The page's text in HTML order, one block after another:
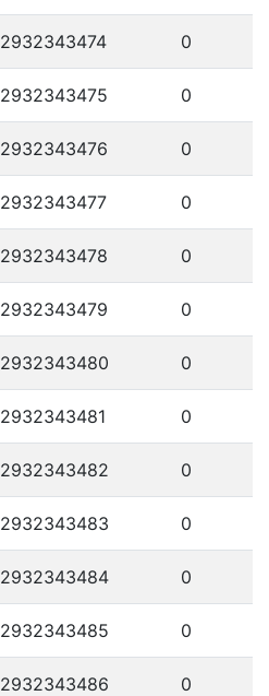
2932343474 0
2932343475 0
2932343476 0
2932343477 0
2932343478 0
2932343479 0
2932343480 0
2932343481 0
2932343482 0
2932343483 0
2932343484 0
2932343485 0
2932343486 0